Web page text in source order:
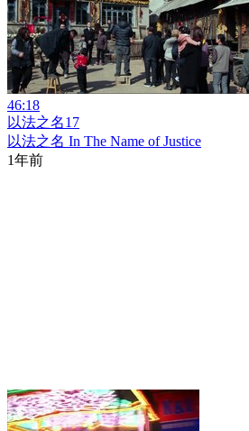
46:18
以法之名17
以法之名 In The Name of Justice
1年前